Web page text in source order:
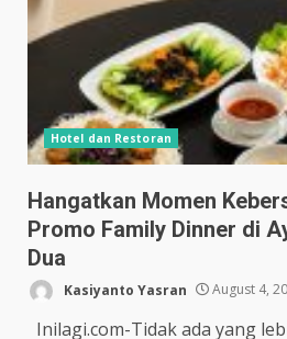
Hotel dan Restoran
Hangatkan Momen
Promo Family Dinner di
Dua
Kasiyanto Yasran August 4,
Inilagi.com-Tidak ada yang